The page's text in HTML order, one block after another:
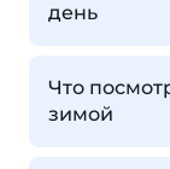
день
Что
зимой